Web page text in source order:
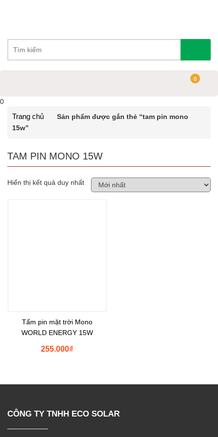
0
Gọi điện
0
Trang chủ
Sản phẩm được gắn thẻ “tam pin mono
15w”
TAM PIN MONO 15W
Hiển thị kết quả duy nhất
Tấm pin mặt trời Mono
WORLD ENERGY 15W
₫
255.000
CÔNG TY TNHH ECO SOLAR